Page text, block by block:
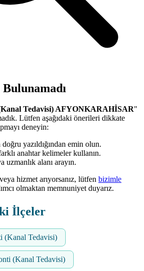
Tedavisi) AFYONKARAHİSAR"
Lütfen aşağıdaki önerileri dikkate
deneyin:
yazıldığından emin olun.
anahtar kelimeler kullanın.
alanı arayın.
hizmet arıyorsanız, lütfen bizimle
olmaktan memnuniyet duyarız.
İlçeler
(Kanal Tedavisi)
(Kanal Tedavisi)